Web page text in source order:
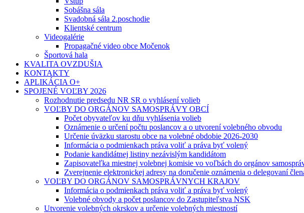
Sobášna sála
Svadobná sála 2.poschodie
Klientské centrum
Videogalérie
Propagačné video obce Močenok
Športová hala
KVALITA OVZDUŠIA
KONTAKTY
APLIKÁCIA O+
SPOJENÉ VOĽBY 2026
Rozhodnutie predsedu NR SR o vyhlásení volieb
VOĽBY DO ORGÁNOV SAMOSPRÁVY OBCÍ
Počet obyvateľov ku dňu vyhlásenia volieb
Oznámenie o určení počtu poslancov a o utvorení volebného obvodu
Určenie úväzku starostu obce na volebné obdobie 2026-2030
Informácia o podmienkach práva voliť a práva byť volený
Podanie kandidátnej listiny nezávislým kandidátom
Zapisovateľka miestnej volebnej komisie vo voľbách do orgánov
Zverejnenie elektronickej adresy na doručenie oznámenia o delegovaní
VOĽBY DO ORGÁNOV SAMOSPRÁVNYCH KRAJOV
Informácia o podmienkach práva voliť a práva byť volený
Volebné obvody a počet poslancov do Zastupiteľstva NSK
Utvorenie volebných okrskov a určenie volebných miestností